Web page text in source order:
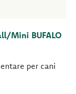
Mini BUFALO
per cani